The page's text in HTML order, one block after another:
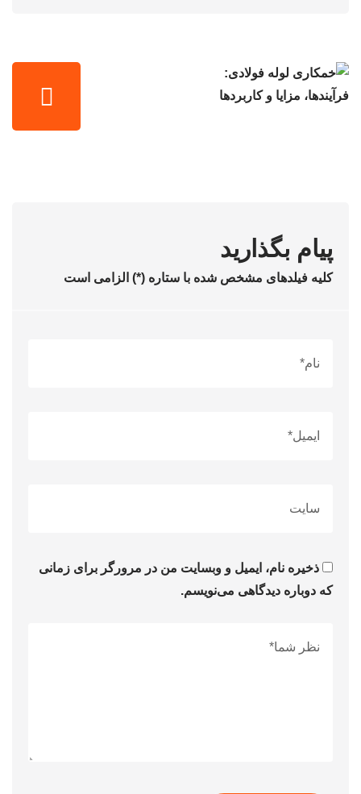
پیام بگذارید
کلیه فیلدهای مشخص شده با ستاره (*) الزامی است
ذخیره نام، ایمیل و وبسایت من در مرورگر برای زمانی
که دوباره دیدگاهی می‌نویسم.